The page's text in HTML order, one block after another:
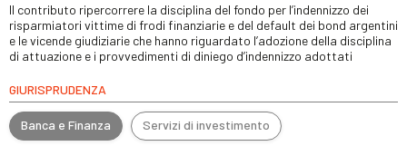
Il contributo ripercorrere la disciplina del fondo per l’indennizzo dei
risparmiatori vittime di frodi finanziarie e del default dei bond argentini
e le vicende giudiziarie che hanno riguardato l’adozione della disciplina
di attuazione e i provvedimenti di diniego d’indennizzo adottati
GIURISPRUDENZA
Banca e Finanza Servizi di investimento